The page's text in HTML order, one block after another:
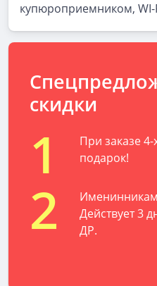
купюроприемником, WI-
скидки
1
При заказе
подарок!
2
Именинникам
Действует 3
ДР.